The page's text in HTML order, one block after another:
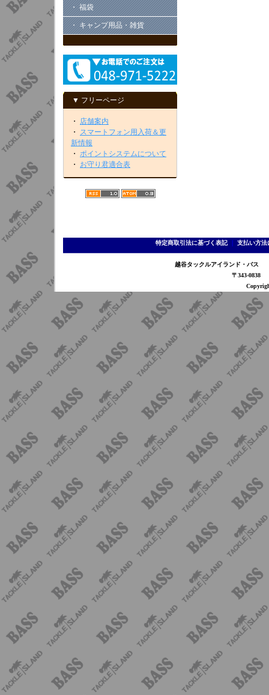
・ 福袋
・ キャンプ用品・雑貨
▼ フリーページ
・ 店舗案内
・ スマートフォン用入荷＆更
新情報
・ ポイントシステムについて
・ お守り君適合表
特定商取引法に基づく表記｜ 支払い方法
越谷タックルアイランド・バ
〒343-0838